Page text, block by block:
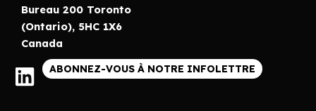
Bureau 200 Toronto
(Ontario), 5HC 1X6
Canada
ABONNEZ-VOUS À NOTRE INFOLETTRE